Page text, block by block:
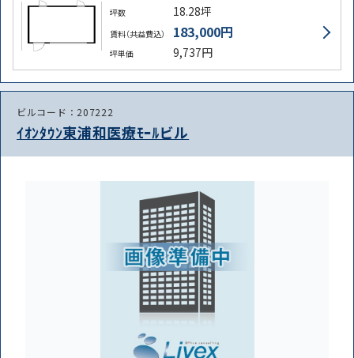
坪数 18.28坪
賃料（共益費込） 183,000円
坪単価 9,737円
ビルコード：207222
ｲｵﾝﾀｳﾝ東浦和医療ﾓｰﾙビル